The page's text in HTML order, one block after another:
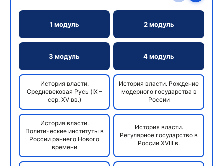
1 модуль 2 модуль
3 модуль 4 модуль
История власти.
Средневековая Русь (IX –
сер. XV вв.)
История власти. Рождение
модерного государства в
России
История власти.
Политические институты в
России раннего Нового
времени
История власти.
Регулярное государство в
России XVIII в.